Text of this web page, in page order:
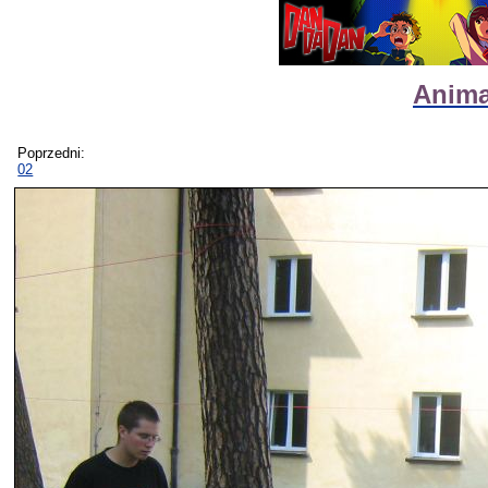
Poprzedni:
02